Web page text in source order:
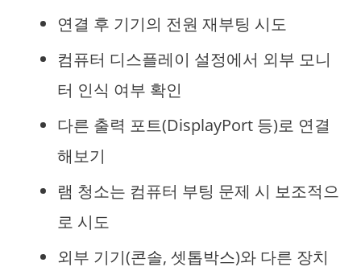
연결 후 기기의 전원 재부팅 시도
컴퓨터 디스플레이 설정에서 외부 모니
터 인식 여부 확인
다른 출력 포트(DisplayPort 등)로 연결
해보기
램 청소는 컴퓨터 부팅 문제 시 보조적으
로 시도
외부 기기(콘솔, 셋톱박스)와 다른 장치